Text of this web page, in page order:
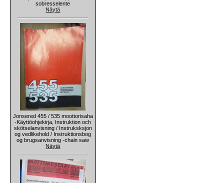
sobresselente
Näytä
Jonsered 455 / 535 moottorisaha
-Käyttöohjekirja, Instruktion och
skötselanvisning / Instruksksjon
og vedlikehold / Instruktionsbog
og brugsanvisning -chain saw
Näytä